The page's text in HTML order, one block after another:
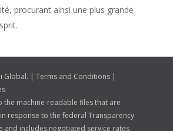
procurant ainsi une plus grande
Global. | Terms and Conditions |
the machine-readable files that are
response to the federal Transparency
and includes negotiated service rates